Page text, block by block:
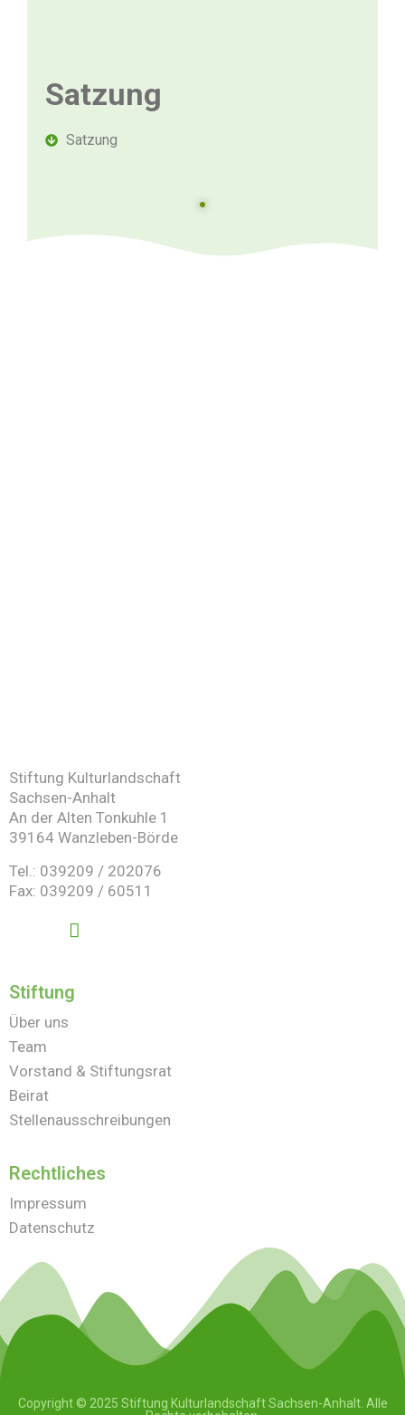
Satzung
Satzung
Stiftung Kulturlandschaft
Sachsen-Anhalt
An der Alten Tonkuhle 1
39164 Wanzleben-Börde
Tel.: 039209 / 202076
Fax: 039209 / 60511
Stiftung
Über uns
Team
Vorstand & Stiftungsrat
Beirat
Stellenausschreibungen
Rechtliches
Impressum
Datenschutz
Copyright © 2025 Stiftung Kulturlandschaft Sachsen-Anhalt. Alle